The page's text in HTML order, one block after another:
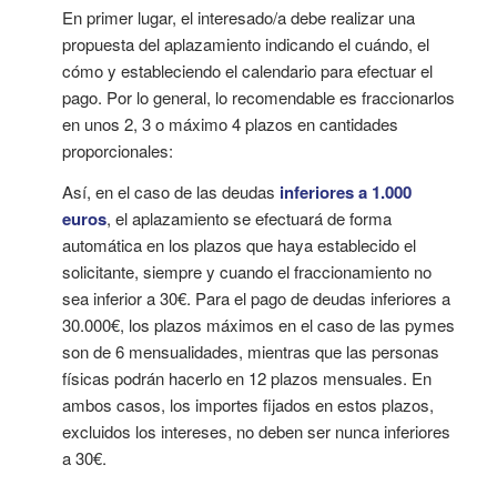
En primer lugar, el interesado/a debe realizar una
propuesta del aplazamiento indicando el cuándo, el
cómo y estableciendo el calendario para efectuar el
pago. Por lo general, lo recomendable es fraccionarlos
en unos 2, 3 o máximo 4 plazos en cantidades
proporcionales:
Así, en el caso de las deudas inferiores a 1.000
euros, el aplazamiento se efectuará de forma
automática en los plazos que haya establecido el
solicitante, siempre y cuando el fraccionamiento no
sea inferior a 30€. Para el pago de deudas inferiores a
30.000€, los plazos máximos en el caso de las pymes
son de 6 mensualidades, mientras que las personas
físicas podrán hacerlo en 12 plazos mensuales. En
ambos casos, los importes fijados en estos plazos,
excluidos los intereses, no deben ser nunca inferiores
a 30€.